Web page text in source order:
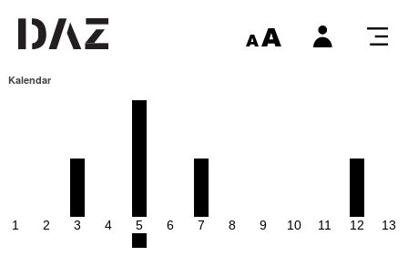
Kalendar
1 2 3 4 5 6 7 8 9 10 11 12 13